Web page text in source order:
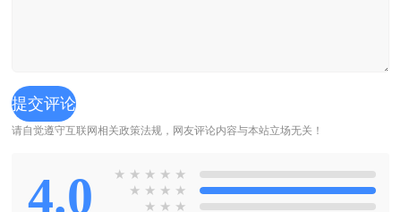
请自觉遵守互联网相关政策法规，网友评论内容与本站立场无关！
4.0 ★ ★ ★ ★ ★
★ ★ ★ ★
★ ★ ★